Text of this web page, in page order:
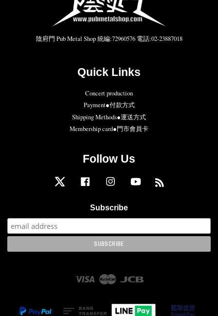
陰府門 Pub Metal Shop 統編:72960576 電話:02-23887018
Quick Links
Concert production
Payment●付款方式
Shipping Methods●運送方式
Membership card●門市會員卡
Follow Us
Twitter Facebook Instagram YouTube
Subscribe
Visa Master